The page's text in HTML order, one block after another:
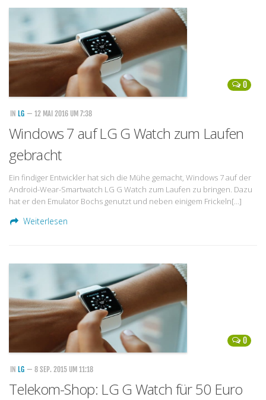
0
IN LG — 12 MAI 2016 UM 7:38
Windows 7 auf LG G Watch zum Laufen
gebracht
Ein findiger Entwickler hat sich die Mühe gemacht, Windows 7 auf der
Android-Wear-Smartwatch LG G Watch zum Laufen zu bringen. Dazu
hat er den Emulator Bochs genutzt und neben einigem Frickeln[…]
Weiterlesen
0
IN LG — 8 SEP. 2015 UM 11:18
Telekom-Shop: LG G Watch für 50 Euro